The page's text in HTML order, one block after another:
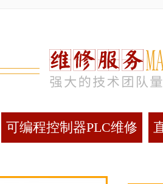
可编程控制器PLC维修